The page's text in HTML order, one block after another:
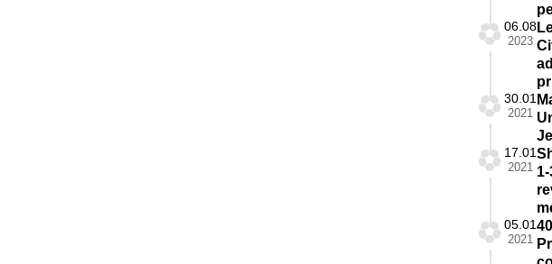
06.08
2023
30.01
2021
17.01
2021
05.01
2021